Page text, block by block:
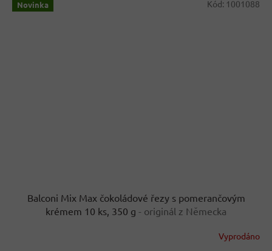
Novinka
Balconi Mix Max čokoládové řezy s pomerančovým
krémem 10 ks, 350 g - originál z Německa
Vyprodáno
Kód: 1001088